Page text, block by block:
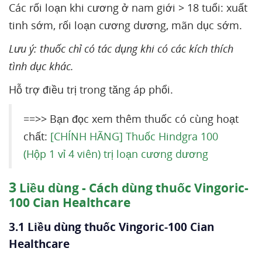
Các rối loạn khi cương ở nam giới > 18 tuổi: xuất
tinh sớm, rối loạn cương dương, mãn dục sớm.
Lưu ý: thuốc chỉ có tác dụng khi có các kích thích
tình dục khác.
Hỗ trợ điều trị trong tăng áp phổi.
==>> Bạn đọc xem thêm thuốc có cùng hoạt
chất: [CHÍNH HÃNG] Thuốc Hindgra 100
(Hộp 1 vỉ 4 viên) trị loạn cương dương
3 Liều dùng - Cách dùng thuốc Vingoric-
100 Cian Healthcare
3.1 Liều dùng thuốc Vingoric-100 Cian
Healthcare